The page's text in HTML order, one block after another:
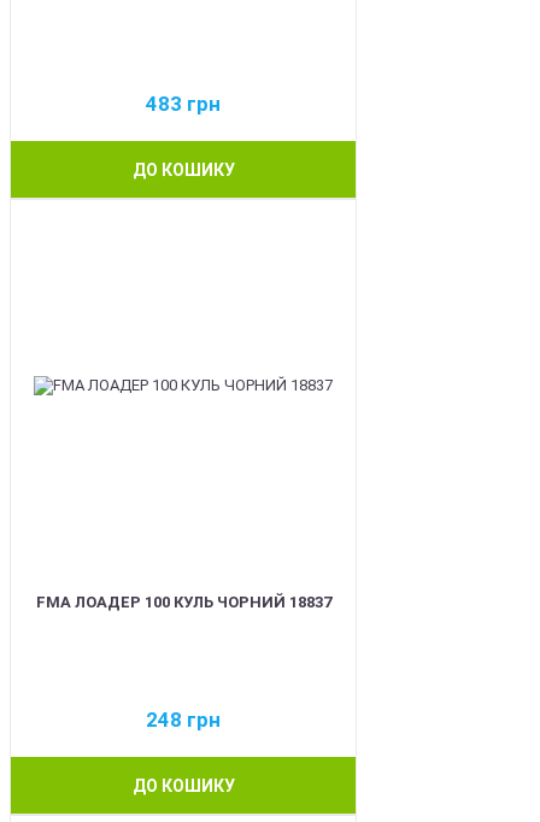
483 грн
ДО КОШИКУ
FMA ЛОАДЕР 100 КУЛЬ ЧОРНИЙ 18837
248 грн
ДО КОШИКУ